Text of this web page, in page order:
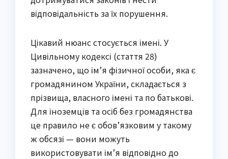
відповідальність за їх порушення.
Цікавий нюанс стосується імені. У
Цивільному кодексі (стаття 28)
зазначено, що ім’я фізичної особи, яка є
громадянином України, складається з
прізвища, власного імені та по батькові.
Для іноземців та осіб без громадянства
це правило не є обов’язковим у такому
ж обсязі — вони можуть
використовувати ім’я відповідно до